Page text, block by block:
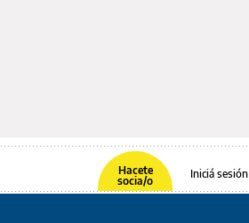
Hacete
socia/o
Iniciá sesión